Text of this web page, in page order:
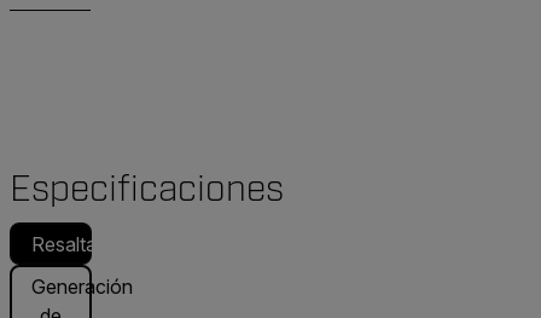
Especificaciones
Resaltado
Generación